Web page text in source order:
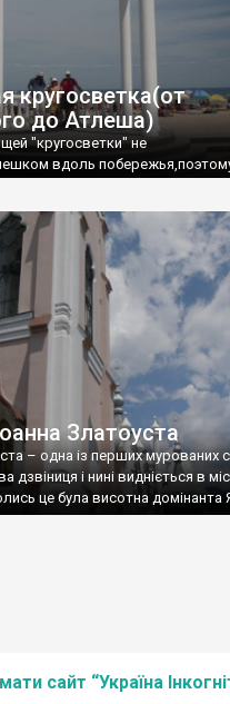
кругосветка(от
до Атлеша)
"кругосветки" не
вдоль
Златоуста
– одна із перших мурованих
і нині видніється в
це була висотна домінанта
сайт “Україна